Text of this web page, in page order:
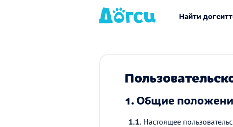
Найти
1.Общие
1.1. Настоящее